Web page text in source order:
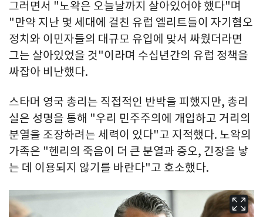
그러면서 "노왁은 오늘날까지 살아있어야 했다"며
"만약 지난 몇 세대에 걸친 유럽 엘리트들이 자기혐오
정치와 이민자들의 대규모 유입에 맞서 싸웠더라면
그는 살아있었을 것"이라며 수십년간의 유럽 정책을
싸잡아 비난했다.
스타머 영국 총리는 직접적인 반박을 피했지만, 총리
실은 성명을 통해 "우리 민주주의에 개입하고 거리의
분열을 조장하려는 세력이 있다"고 지적했다. 노왁의
가족은 "헨리의 죽음이 더 큰 분열과 증오, 긴장을 낳
는 데 이용되지 않기를 바란다"고 호소했다.